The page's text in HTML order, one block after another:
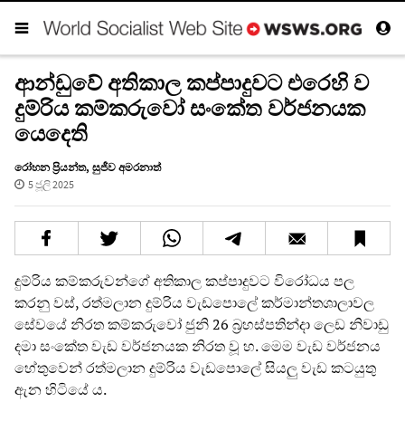
ආන්ඩුවේ අතිකාල කප්පාදුවට එරෙහි ව
දුම්රිය කම්කරුවෝ සංකේත වර්ජනයක
යෙදෙති
රෝහන ප්‍රියන්ත, සුජීව අමරනාත්
5 ජූලි 2025
දුම්රිය කම්කරුවන්ගේ අතිකාල කප්පාදුවට විරෝධය පල
කරනු වස්, රත්මලාන දුම්රිය වැඩපොලේ කර්මාන්තශාලාවල
සේවයේ නිරත කම්කරුවෝ ජුනි 26 බ්‍රහස්පතින්දා ලෙඩ නිවාඩු
දමා සංකේත වැඩ වර්ජනයක නිරත වූ හ. මෙම වැඩ වර්ජනය
හේතුවෙන් රත්මලාන දුම්රිය වැඩපොලේ සියලු වැඩ කටයුතු
ඇන හිටියේ ය.